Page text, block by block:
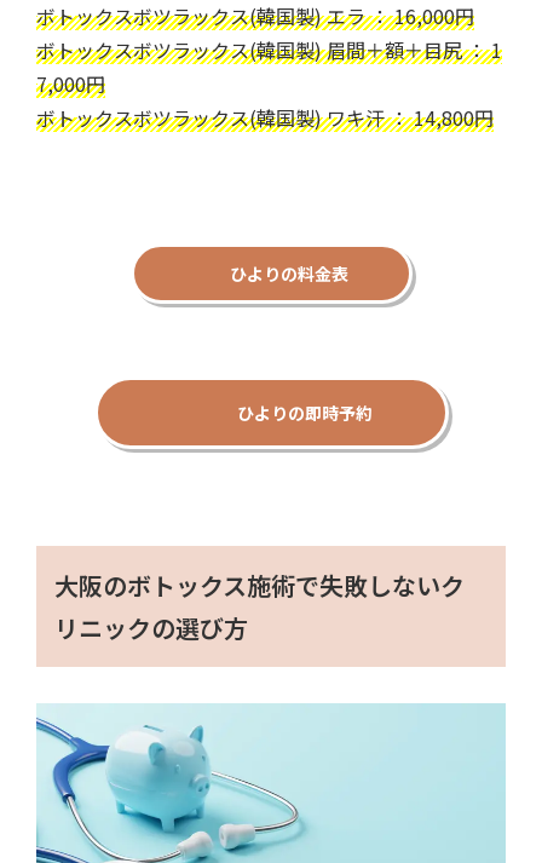
ボトックスボツラックス(韓国製) エラ ： 16,000円
ボトックスボツラックス(韓国製) 眉間＋額＋目尻 ： 1
7,000円
ボトックスボツラックス(韓国製) ワキ汗 ： 14,800円
ひよりの料金表
ひよりの即時予約
大阪のボトックス施術で失敗しないク
リニックの選び方